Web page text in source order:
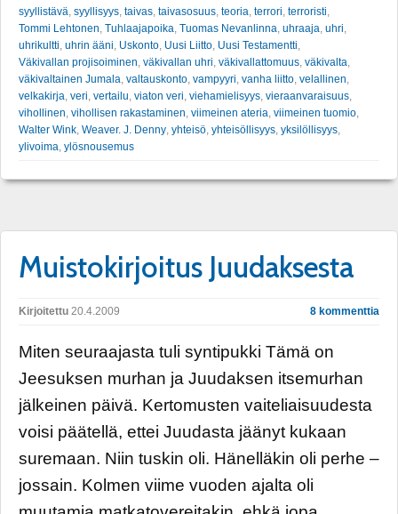
syyllistävä, syyllisyys, taivas, taivasosuus, teoria, terrori, terroristi,
Tommi Lehtonen, Tuhlaajapoika, Tuomas Nevanlinna, uhraaja, uhri,
uhrikultti, uhrin ääni, Uskonto, Uusi Liitto, Uusi Testamentti,
Väkivallan projisoiminen, väkivallan uhri, väkivallattomuus, väkivalta,
väkivaltainen Jumala, valtauskonto, vampyyri, vanha liitto, velallinen,
velkakirja, veri, vertailu, viaton veri, viehamielisyys, vieraanvaraisuus,
vihollinen, vihollisen rakastaminen, viimeinen ateria, viimeinen tuomio,
Walter Wink, Weaver. J. Denny, yhteisö, yhteisöllisyys, yksilöllisyys,
ylivoima, ylösnousemus
Muistokirjoitus Juudaksesta
Kirjoitettu 20.4.2009 8 kommenttia
Miten seuraajasta tuli syntipukki Tämä on
Jeesuksen murhan ja Juudaksen itsemurhan
jälkeinen päivä. Kertomusten vaiteliaisuudesta
voisi päätellä, ettei Juudasta jäänyt kukaan
suremaan. Niin tuskin oli. Hänelläkin oli perhe –
jossain. Kolmen viime vuoden ajalta oli